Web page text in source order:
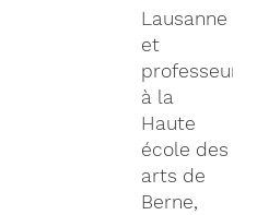
Lausanne
et
professeur
à la
Haute
école des
arts de
Berne,